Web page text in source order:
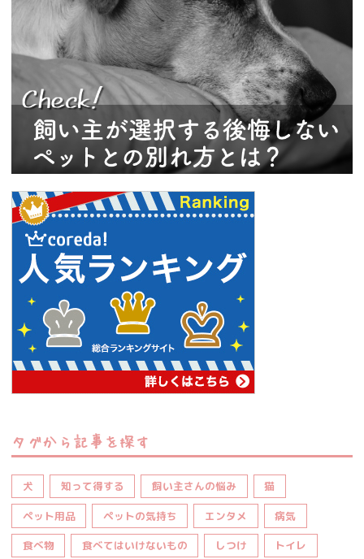
タグから記事を探す
犬 知って得する 飼い主さんの悩み 猫
ペット用品 ペットの気持ち エンタメ 病気
食べ物 食べてはいけないもの しつけ トイレ